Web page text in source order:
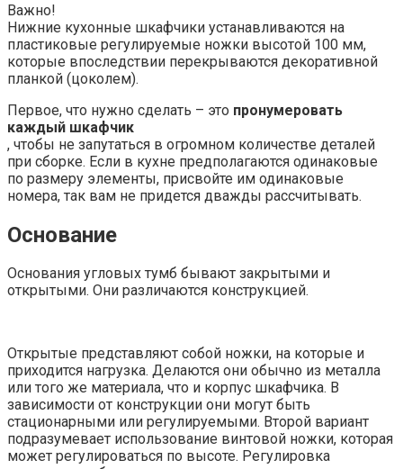
Важно!
Нижние кухонные шкафчики устанавливаются на
пластиковые регулируемые ножки высотой 100 мм,
которые впоследствии перекрываются декоративной
планкой (цоколем).
Первое, что нужно сделать – это пронумеровать
каждый шкафчик
, чтобы не запутаться в огромном количестве деталей
при сборке. Если в кухне предполагаются одинаковые
по размеру элементы, присвойте им одинаковые
номера, так вам не придется дважды рассчитывать.
Основание
Основания угловых тумб бывают закрытыми и
открытыми. Они различаются конструкцией.
Открытые представляют собой ножки, на которые и
приходится нагрузка. Делаются они обычно из металла
или того же материала, что и корпус шкафчика. В
зависимости от конструкции они могут быть
стационарными или регулируемыми. Второй вариант
подразумевает использование винтовой ножки, которая
может регулироваться по высоте. Регулировка